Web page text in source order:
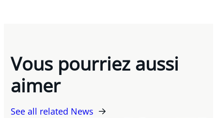
Vous pourriez aussi
aimer
See all related News